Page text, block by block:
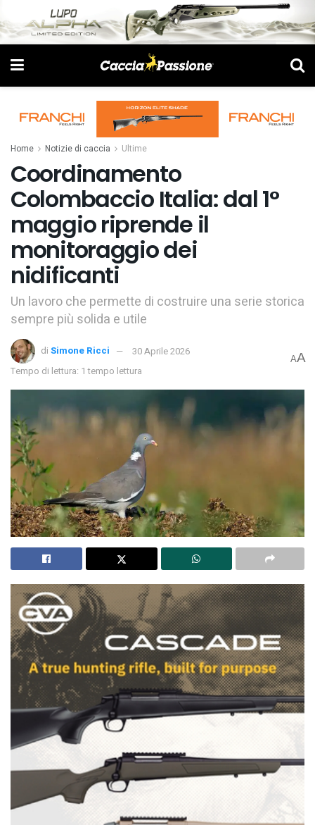
Home Notizie di caccia Ultime
Coordinamento
Colombaccio Italia: dal 1°
maggio riprende il
monitoraggio dei
nidificanti
Un lavoro che permette di costruire una serie storica
sempre più solida e utile
di Simone Ricci
30 Aprile 2026
Tempo di lettura: 1 tempo lettura
AA